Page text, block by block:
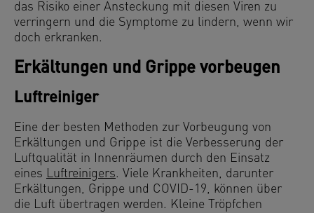
das Risiko einer Ansteckung mit diesen Viren zu
verringern und die Symptome zu lindern, wenn wir
doch erkranken.
Erkältungen und Grippe vorbeugen
Luftreiniger
Eine der besten Methoden zur Vorbeugung von
Erkältungen und Grippe ist die Verbesserung der
Luftqualität in Innenräumen durch den Einsatz
eines Luftreinigers. Viele Krankheiten, darunter
Erkältungen, Grippe und COVID-19, können über
die Luft übertragen werden. Kleine Tröpfchen